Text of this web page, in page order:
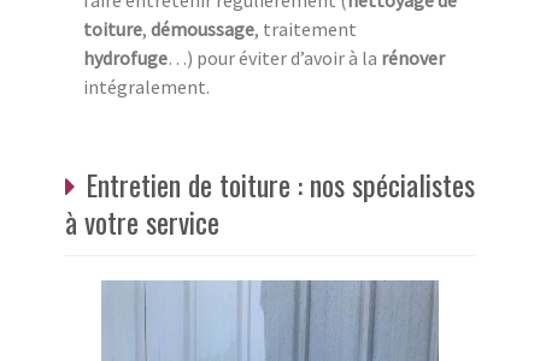
toiture, démoussage, traitement
hydrofuge…) pour éviter d’avoir à la rénover
intégralement.
Entretien de toiture : nos spécialistes
à votre service